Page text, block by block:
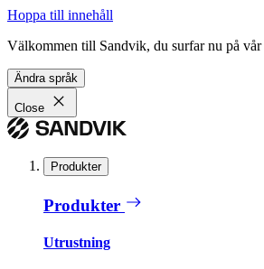
Hoppa till innehåll
Välkommen till Sandvik, du surfar nu på
Ändra språk
Close
Produkter
Produkter
Utrustning